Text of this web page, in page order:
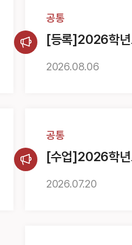
공통
[등록]2026학년
2026.08.06
공통
[수업]2026학년
2026.07.20